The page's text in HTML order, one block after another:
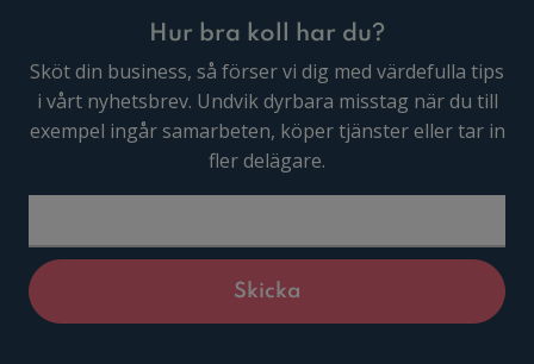
Hur bra koll har du?
Sköt din business, så förser vi dig med värdefulla tips
i vårt nyhetsbrev. Undvik dyrbara misstag när du till
exempel ingår samarbeten, köper tjänster eller tar in
fler delägare.